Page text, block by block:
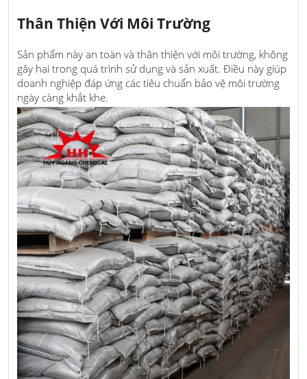
Thân Thiện Với Môi Trường
Sản phẩm này an toàn và thân thiện với môi trường, không
gây hại trong quá trình sử dụng và sản xuất. Điều này giúp
doanh nghiệp đáp ứng các tiêu chuẩn bảo vệ môi trường
ngày càng khắt khe.